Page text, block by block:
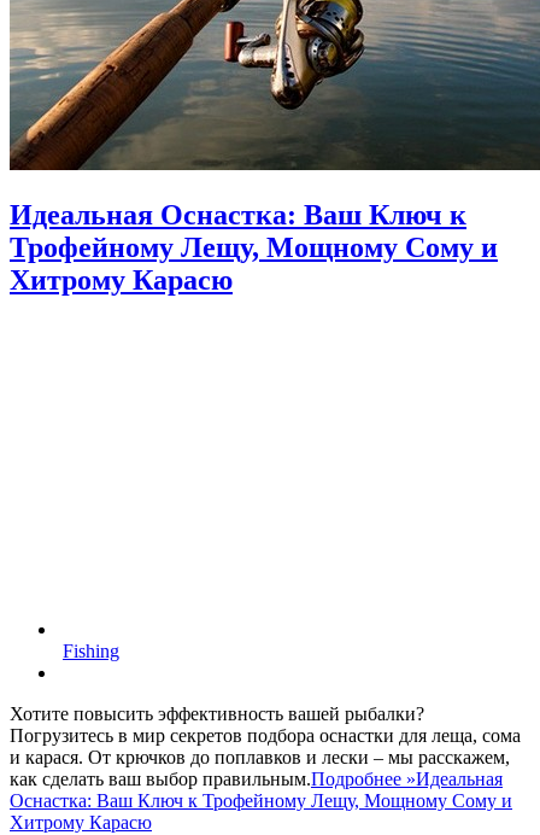
Идеальная Оснастка: Ваш Ключ к
Трофейному Лещу, Мощному Сому и
Хитрому Карасю
Fishing
Хотите повысить эффективность вашей рыбалки?
Погрузитесь в мир секретов подбора оснастки для леща, сома
и карася. От крючков до поплавков и лески – мы расскажем,
как сделать ваш выбор правильным.Подробнее »Идеальная
Оснастка: Ваш Ключ к Трофейному Лещу, Мощному Сому и
Хитрому Карасю